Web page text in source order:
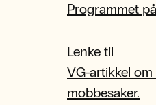
Programmet
Lenke til
VG-artikkel
mobbesaker.